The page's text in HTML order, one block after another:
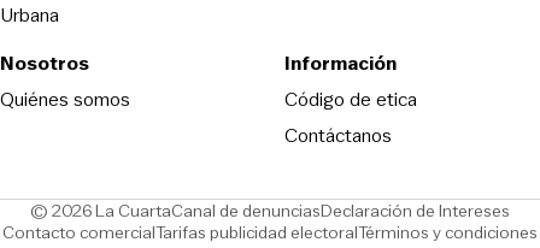
Urbana
Nosotros
Quiénes somos
Información
Código de eticaOpens in new
Contáctanos
© 2026 La CuartaCanal de denunciasOpens in new window
Declaración de Intereses
Contacto comercialOpens in new window
Tarifas publicidad electoralOpens in new window
Términos y condiciones